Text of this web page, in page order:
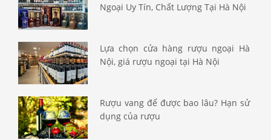
Ngoại Uy Tín, Chất Lượng Tại Hà Nội
Lựa chọn cửa hàng rượu ngoại Hà
Nội, giá rượu ngoại tại Hà Nội
Rượu vang để được bao lâu? Hạn sử
dụng của rượu